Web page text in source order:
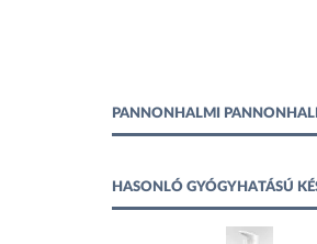
PANNONHALMI
HASONLÓ GYÓGYHATÁSÚ